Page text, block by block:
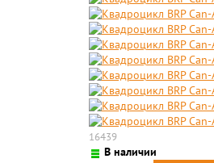
16439
В наличии